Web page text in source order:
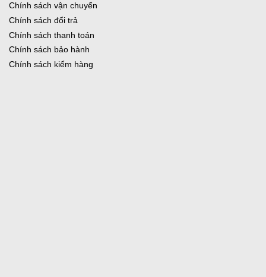
Chính sách vận chuyển
Chính sách đổi trả
Chính sách thanh toán
Chính sách bảo hành
Chính sách kiểm hàng